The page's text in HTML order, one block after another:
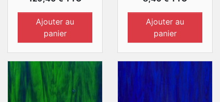
Ajouter au
panier
Ajouter au
panier